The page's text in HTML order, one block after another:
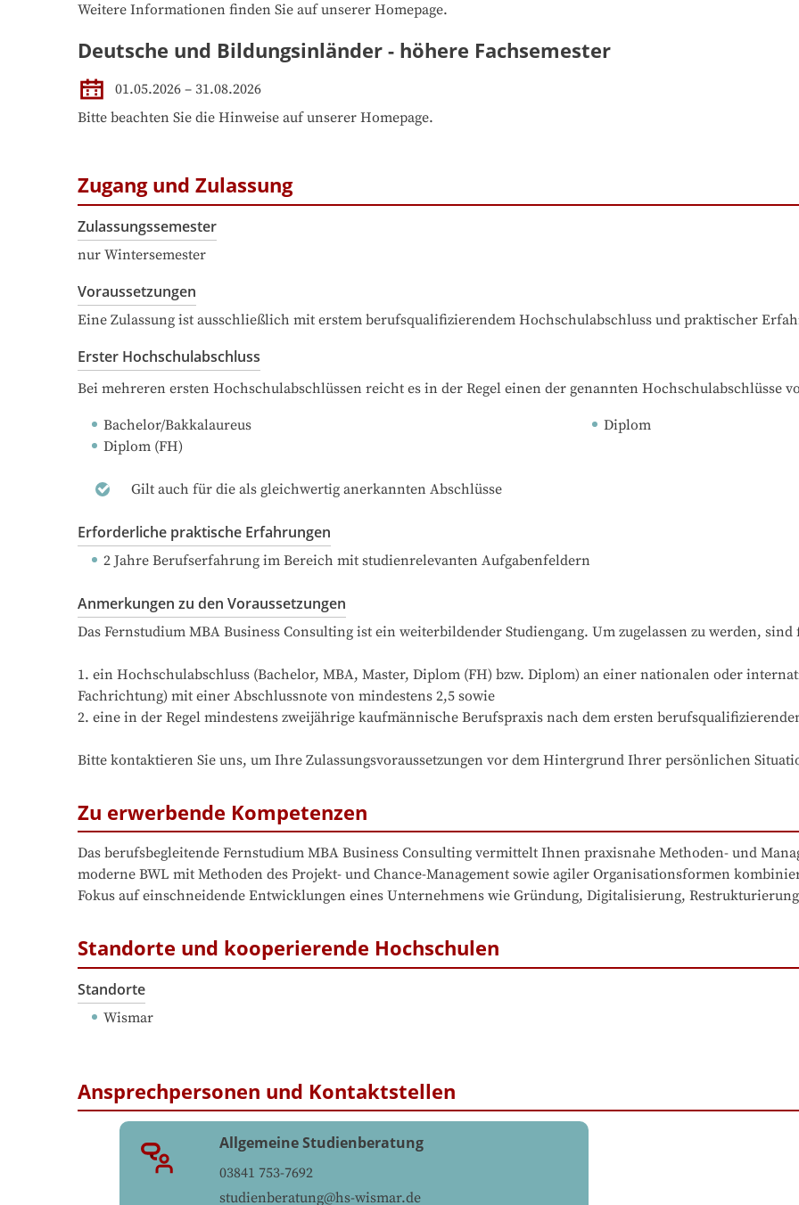
Weitere Informationen finden Sie auf unserer Homepage.
Deutsche und Bildungsinländer - höhere Fachsemester
01.05.2026 – 31.08.2026
Bitte beachten Sie die Hinweise auf unserer Homepage.
Zugang und Zulassung
Zulassungssemester
nur Wintersemester
Voraussetzungen
Eine Zulassung ist ausschließlich mit erstem berufsqualifizierendem Hochschulabschluss und praktischer
Erster Hochschulabschluss
Bei mehreren ersten Hochschulabschlüssen reicht es in der Regel einen der genannten Hochschulabschlüsse
Bachelor/Bakkalaureus
Diplom
Diplom (FH)
Gilt auch für die als gleichwertig anerkannten Abschlüsse
Erforderliche praktische Erfahrungen
2 Jahre Berufserfahrung im Bereich mit studienrelevanten Aufgabenfeldern
Anmerkungen zu den Voraussetzungen
Das Fernstudium MBA Business Consulting ist ein weiterbildender Studiengang. Um zugelassen zu werden,
1. ein Hochschulabschluss (Bachelor, MBA, Master, Diplom (FH) bzw. Diplom) an einer nationalen oder
Fachrichtung) mit einer Abschlussnote von mindestens 2,5 sowie
2. eine in der Regel mindestens zweijährige kaufmännische Berufspraxis nach dem ersten
Bitte kontaktieren Sie uns, um Ihre Zulassungsvoraussetzungen vor dem Hintergrund Ihrer persönlichen
Zu erwerbende Kompetenzen
Das berufsbegleitende Fernstudium MBA Business Consulting vermittelt Ihnen praxisnahe Methoden- und
moderne BWL mit Methoden des Projekt- und Chance-Management sowie agiler Organisationsformen
Fokus auf einschneidende Entwicklungen eines Unternehmens wie Gründung, Digitalisierung,
Standorte und kooperierende Hochschulen
Standorte
Wismar
Ansprechpersonen und Kontaktstellen
Allgemeine Studienberatung
03841 753-7692
studienberatung@hs-wismar.de